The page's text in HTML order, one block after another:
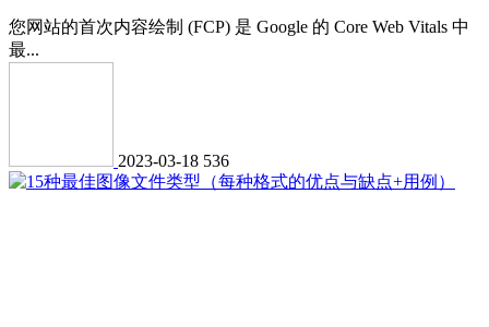
您网站的首次内容绘制 (FCP) 是 Google 的 Core Web Vitals 中
最...
2023-03-18 536